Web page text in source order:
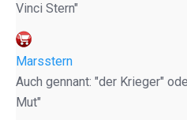
Vinci Stern"
Marsstern
Auch gennant: "der Krieger"
Mut"